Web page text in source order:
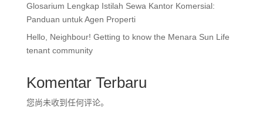
Glosarium Lengkap Istilah Sewa Kantor Komersial:
Panduan untuk Agen Properti
Hello, Neighbour! Getting to know the Menara Sun Life
tenant community
Komentar Terbaru
您尚未收到任何评论。